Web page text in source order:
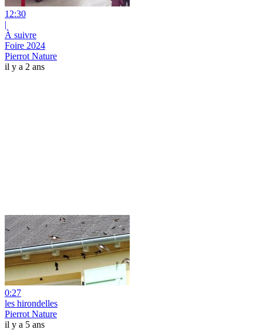
12:30
|
À suivre
Foire 2024
Pierrot Nature
il y a 2 ans
0:27
les hirondelles
Pierrot Nature
il y a 5 ans